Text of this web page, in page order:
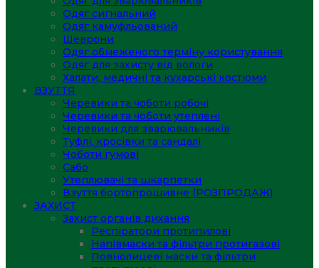
Одяг сигнальний
Одяг камуфльований
Шеврони
Одяг обмеженого терміну користування
Одяг для захисту від вологи
Халати, медичні та кухарські костюми
ВЗУТТЯ
Черевики та чоботи робочі
Черевики та чоботи утеплені
Черевики для зварювальників
Туфлі, кросівки та сандалі
Чоботи гумові
Сабо
Утеплювачі та шкарпетки
Взуття бортопрошивне (РОЗПРОДАЖ)
ЗАХИСТ
Захист органів дихання
Респіратори протипилові
Напівмаски та фільтри протигазові
Повнолицеві маски та фільтри